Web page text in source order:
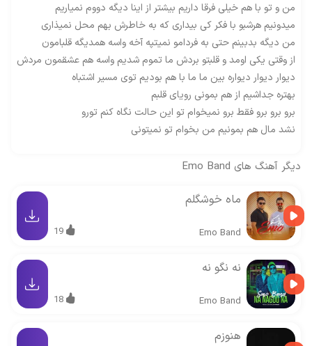
من و تو با هم خیلی فرقا داریم بیشتر از اینا دیگه دووم نمیاریم
میدونیم هرشبو با فکر کی بیداری که به خاطرش بهم محل نمیذاری
من دیگه بدبینم حتی به فردامو نمیتپه آخه واسه همدیگه قلبامون
از وقتی یکی اومد و قلبتو بردش ما تموم شدیم واسه هم عشقمون مردش
دیوار دیوار دیواره بین ما ما با هم بودیم توی مسیر اشتباه
بهتره جداشیم از هم بمونی رویای قلبم
برو برو برو فقط برو نمیخوام تو این حالت نگاه کنم تورو
نشد مال هم بمونیم من بخوام تو نمیتونی
دیگر آهنگ های Emo Band
ماه خوشگلم
Emo Band
19
نه نگو نه
Emo Band
18
هنوزم